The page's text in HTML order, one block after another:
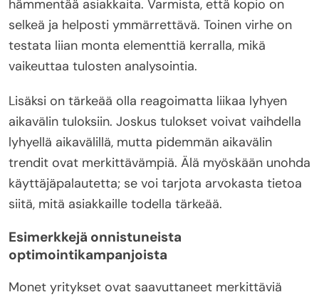
hämmentää asiakkaita. Varmista, että kopio on
selkeä ja helposti ymmärrettävä. Toinen virhe on
testata liian monta elementtiä kerralla, mikä
vaikeuttaa tulosten analysointia.
Lisäksi on tärkeää olla reagoimatta liikaa lyhyen
aikavälin tuloksiin. Joskus tulokset voivat vaihdella
lyhyellä aikavälillä, mutta pidemmän aikavälin
trendit ovat merkittävämpiä. Älä myöskään unohda
käyttäjäpalautetta; se voi tarjota arvokasta tietoa
siitä, mitä asiakkaille todella tärkeää.
Esimerkkejä onnistuneista
optimointikampanjoista
Monet yritykset ovat saavuttaneet merkittäviä